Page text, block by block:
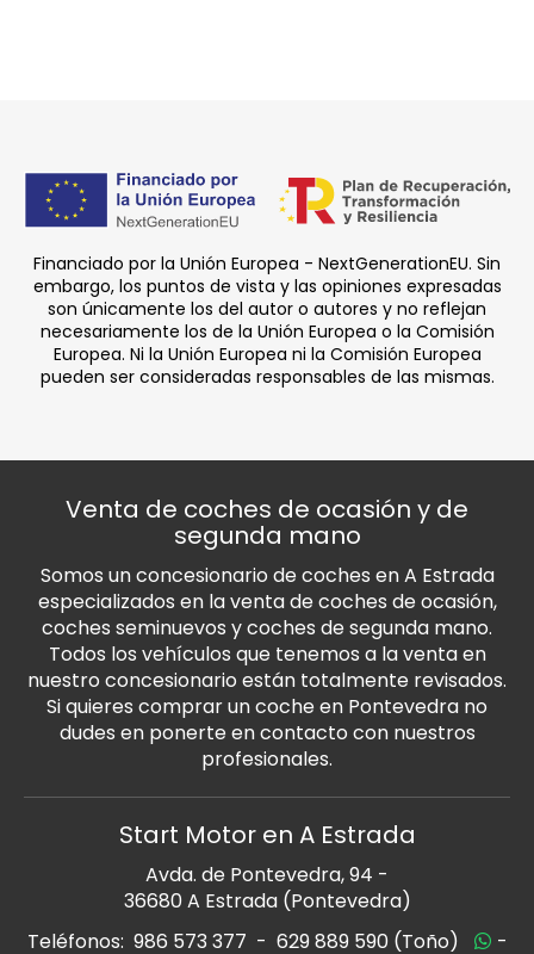
Financiado por la Unión Europea - NextGenerationEU. Sin
embargo, los puntos de vista y las opiniones expresadas
son únicamente los del autor o autores y no reflejan
necesariamente los de la Unión Europea o la Comisión
Europea. Ni la Unión Europea ni la Comisión Europea
pueden ser consideradas responsables de las mismas.
Venta de coches de ocasión y de
segunda mano
Somos un concesionario de coches en A Estrada
especializados en la venta de coches de ocasión,
coches seminuevos y coches de segunda mano.
Todos los vehículos que tenemos a la venta en
nuestro concesionario están totalmente revisados.
Si quieres comprar un coche en Pontevedra no
dudes en ponerte en contacto con nuestros
profesionales.
Start Motor en A Estrada
Avda. de Pontevedra, 94 -
36680 A Estrada (Pontevedra)
Teléfonos: 986 573 377 - 629 889 590 (Toño) -